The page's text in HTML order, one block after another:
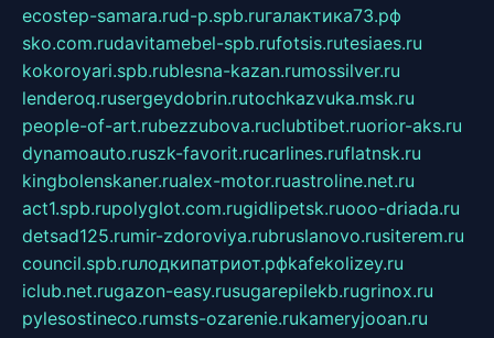
ecostep-samara.rud-p.spb.ruгалактика73.рф
sko.com.rudavitamebel-spb.rufotsis.rutesiaes.ru
kokoroyari.spb.rublesna-kazan.rumossilver.ru
lenderoq.rusergeydobrin.rutochkazvuka.msk.ru
people-of-art.rubezzubova.ruclubtibet.ruorior-aks.ru
dynamoauto.ruszk-favorit.rucarlines.ruflatnsk.ru
kingbolenskaner.rualex-motor.ruastroline.net.ru
act1.spb.rupolyglot.com.rugidlipetsk.ruooo-driada.ru
detsad125.rumir-zdoroviya.rubruslanovo.rusiterem.ru
council.spb.ruлодкипатриот.рфkafekolizey.ru
iclub.net.rugazon-easy.rusugarepilekb.rugrinox.ru
pylesostineco.rumsts-ozarenie.rukameryjooan.ru